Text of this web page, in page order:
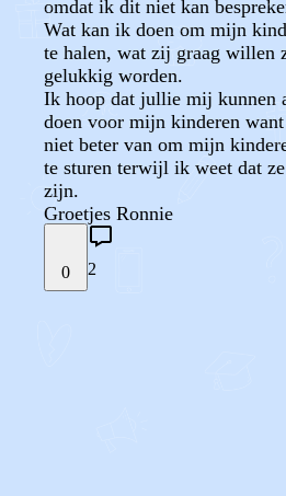
omdat ik dit niet kan
Wat kan ik doen om mijn
te halen, wat zij graag willen
gelukkig worden.
Ik hoop dat jullie mij kunnen
doen voor mijn kinderen
niet beter van om mijn
te sturen terwijl ik weet dat
zijn.
Groetjes Ronnie
0 2